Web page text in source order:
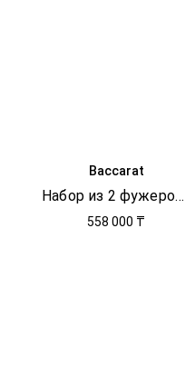
Baccarat
Набор из 2 фужеров Flutissimo
558 000 ₸